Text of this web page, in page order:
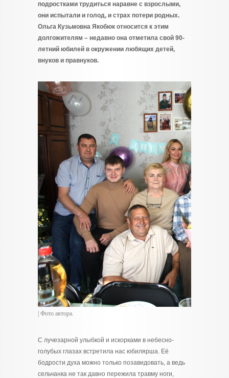
подростками трудиться наравне с взрослыми,
они испытали и голод, и страх потери родных.
Ольга Кузьмовна Якобюк относится к этим
долгожителям – недавно она отметила свой 90-
летний юбилей в окружении любящих детей,
внуков и правнуков.
| Фото автора.
С лучезарной улыбкой и искорками в небесно-
голубых глазах встретила нас юбилярша. Её
бодрости духа можно только позавидовать, а ведь
сельчанка не так давно пережила травму ноги,